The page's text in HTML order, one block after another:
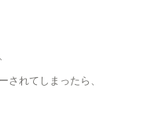
されてしまったら、